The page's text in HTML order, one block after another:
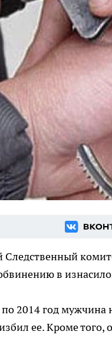
в
2014 год
ее. Кроме того,